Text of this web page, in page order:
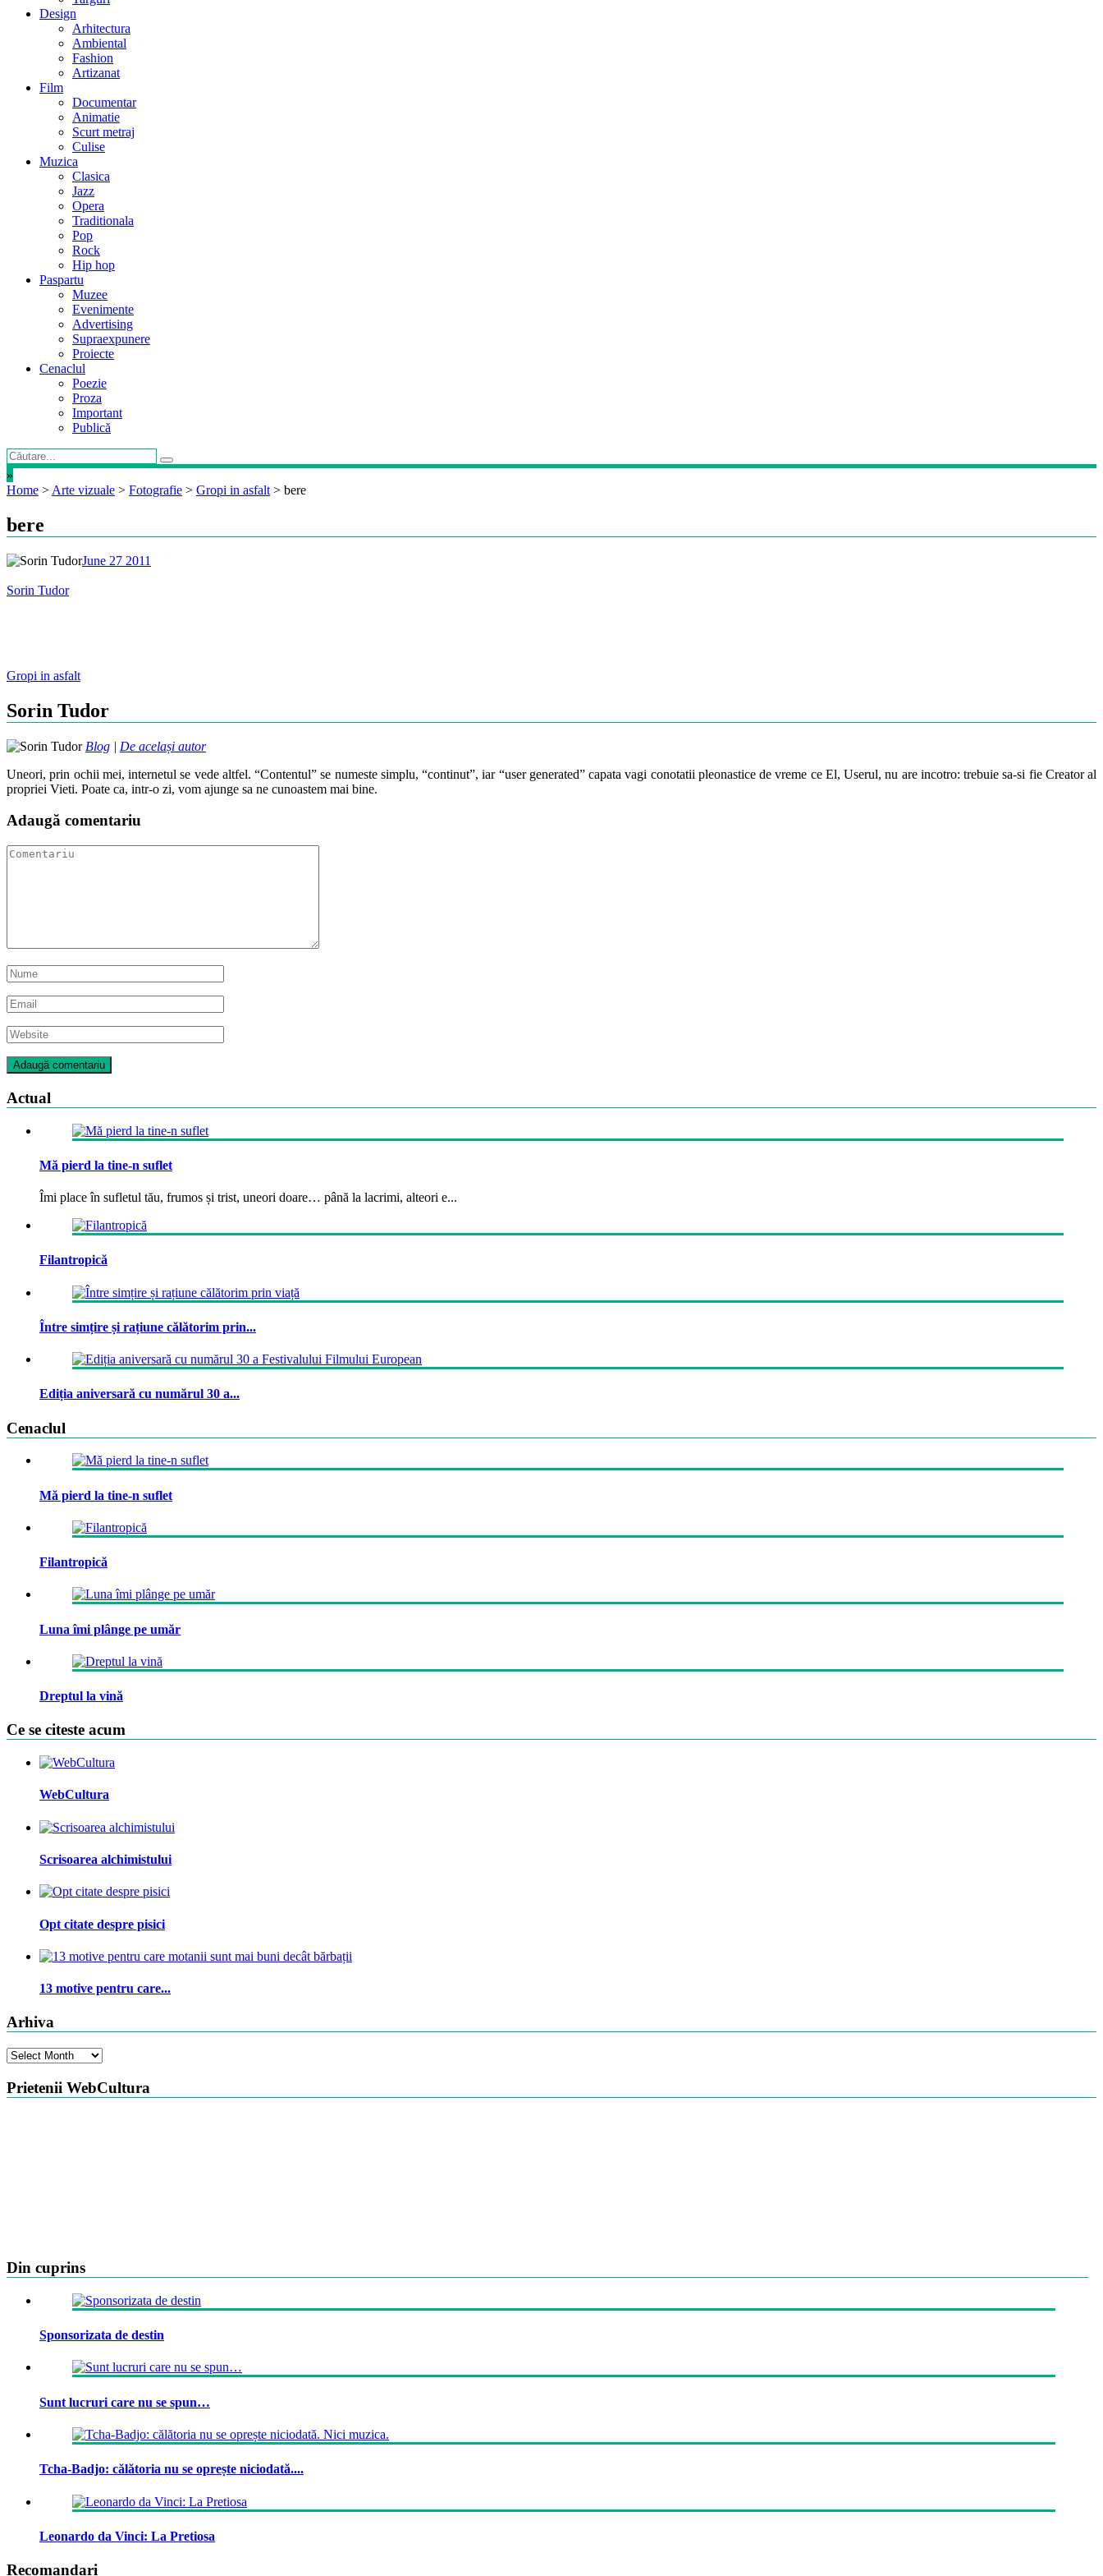
Design
Arhitectura
Ambiental
Fashion
Artizanat
Film
Documentar
Animatie
Scurt metraj
Culise
Muzica
Clasica
Jazz
Opera
Traditionala
Pop
Rock
Hip hop
Paspartu
Muzee
Evenimente
Advertising
Supraexpunere
Proiecte
Cenaclul
Poezie
Proza
Important
Publică
»
Home > Arte vizuale > Fotografie > Gropi in asfalt > bere
bere
June 27 2011
Sorin Tudor
Post
navigation
Gropi in asfalt
Sorin Tudor
Blog | De același autor
Uneori, prin ochii mei, internetul se vede altfel. “Contentul” se numeste simplu, “continut”, iar “user generated” capata vagi conotatii pleonastice de vreme ce El, Userul, nu are incotro: trebuie sa-si fie Creator al
propriei Vieti. Poate ca, intr-o zi, vom ajunge sa ne cunoastem mai bine.
Adaugă comentariu
Actual
Mă pierd la tine-n suflet
Îmi place în sufletul tău, frumos și trist, uneori doare… până la lacrimi, alteori e...
Filantropică
Între simțire și rațiune călătorim prin...
Ediția aniversară cu numărul 30 a...
Cenaclul
Mă pierd la tine-n suflet
Filantropică
Luna îmi plânge pe umăr
Dreptul la vină
Ce se citeste acum
WebCultura
Scrisoarea alchimistului
Opt citate despre pisici
13 motive pentru care...
Arhiva
Arhiva
Prietenii WebCultura
Din cuprins
Sponsorizata de destin
Sunt lucruri care nu se spun…
Tcha-Badjo: călătoria nu se oprește niciodată....
Leonardo da Vinci: La Pretiosa
Recomandari